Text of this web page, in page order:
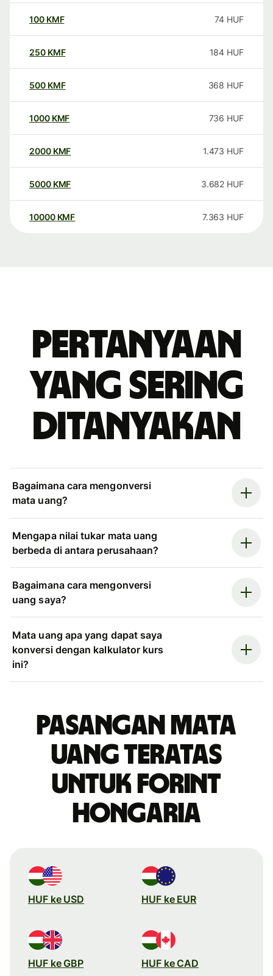
100 KMF 74 HUF
250 KMF 184 HUF
500 KMF 368 HUF
1000 KMF 736 HUF
2000 KMF 1.473 HUF
5000 KMF 3.682 HUF
10000 KMF 7.363 HUF
Pertanyaan
yang sering
ditanyakan
Bagaimana cara mengonversi
mata uang?
Mengapa nilai tukar mata uang
berbeda di antara perusahaan?
Bagaimana cara mengonversi
uang saya?
Mata uang apa yang dapat saya
konversi dengan kalkulator kurs
ini?
Pasangan mata
uang teratas
untuk forint
Hongaria
HUF ke USD HUF ke EUR
HUF ke GBP HUF ke CAD